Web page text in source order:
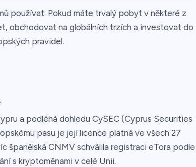
používat. Pokud máte trvalý pobyt v některé z
obchodovat na globálních trzích a investovat do
pravidel.
a podléhá dohledu CySEC (Cyprus Securities
pasu je její licence platná ve všech 27
španělská CNMV schválila registraci eTora podle
s kryptoměnami v celé Unii.